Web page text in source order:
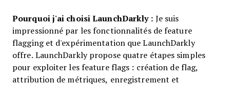
Pourquoi j'ai choisi LaunchDarkly : Je suis
impressionné par les fonctionnalités de feature
flagging et d'expérimentation que LaunchDarkly
offre. LaunchDarkly propose quatre étapes simples
pour exploiter les feature flags : création de flag,
attribution de métriques, enregistrement et